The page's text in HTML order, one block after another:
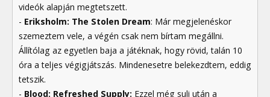
videók alapján megtetszett.
- Eriksholm: The Stolen Dream: Már megjelenéskor
szemeztem vele, a végén csak nem bírtam megállni.
Állítólag az egyetlen baja a játéknak, hogy rövid, talán 10
óra a teljes végigjátszás. Mindenesetre belekezdtem, eddig
tetszik.
- Blood: Refreshed Supply: Ezzel még suli után a